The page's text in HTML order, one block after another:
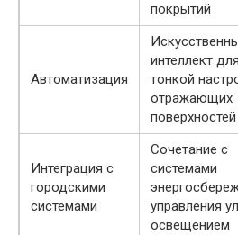
покрытий
Автоматизация
интеллект для
тонкой
отражающих
поверхностей
Интеграция с
городскими
системами
Сочетание с
системами
управления
освещением